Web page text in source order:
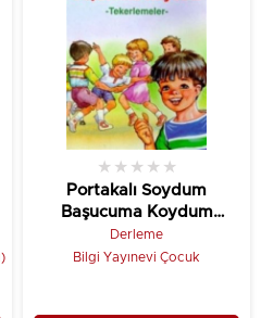
Portakalı Soydum
Başucuma Koydum
(Tekerlemeler)
★ ★ ★ ★ ★
Derleme
Bilgi Yayınevi Çocuk